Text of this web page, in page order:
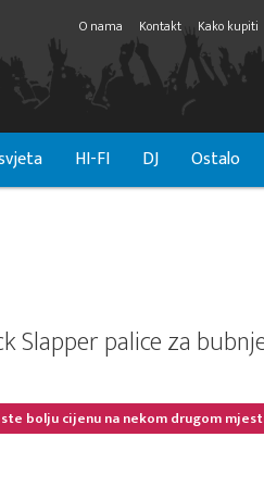
O nama Kontakt Kako kupiti
HI-FI DJ Ostalo
Slapper palice za
bolju cijenu na nekom drugom